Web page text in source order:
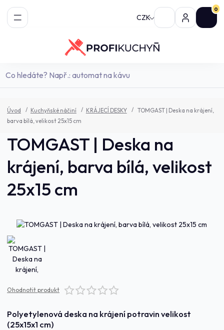
CZK
0
Úvod Kuchyňské náčiní KRÁJECÍ DESKY
TOMGAST | Deska na krájení,
barva bílá, velikost 25x15 cm
TOMGAST | Deska na
krájení, barva bílá, velikost
25x15 cm
Ohodnotit produkt
Polyetylenová deska na krájení potravin velikost
(25x15x1 cm)